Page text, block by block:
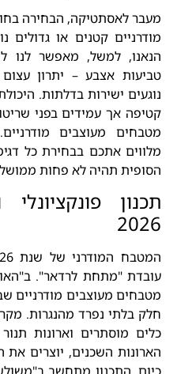
מעבר לאסתטיקה, הבחירה
מודרניים קטנים או
הנאנו, למשל, מאפשר לנו
טביעות אצבע – יתרון
נוגעים ישירות בדלתות.
קטיפה אך עמידים בפני
מטבחים מעוצבים
מלווים אתכם בבחירת כל
הסופית תהיה לא פחות
תכנון
2026
עובדת "מתחת לרדאר".
מטבחים מעוצבים מודרניים
חלק בלתי נפרד מהנגרות.
כלים מוסתרים וארונות
הארונות השכנים, יוצרים